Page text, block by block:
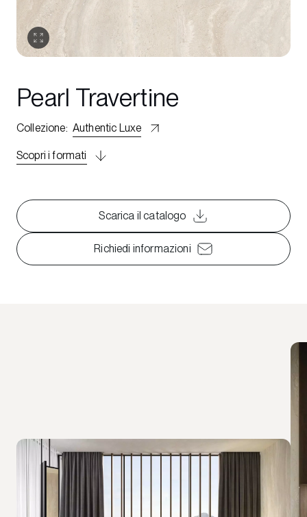
Pearl Travertine
Collezione: Authentic Luxe
Scopri i formati
Scarica il catalogo
Richiedi informazioni